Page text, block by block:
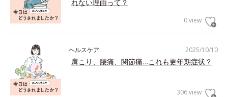
れない理由って？
0 view
2025/10/10
ヘルスケア
肩こり、腰痛、関節痛…これも更年期症状？
306 view